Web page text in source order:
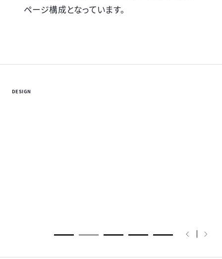
ページ構成となっています。
DESIGN